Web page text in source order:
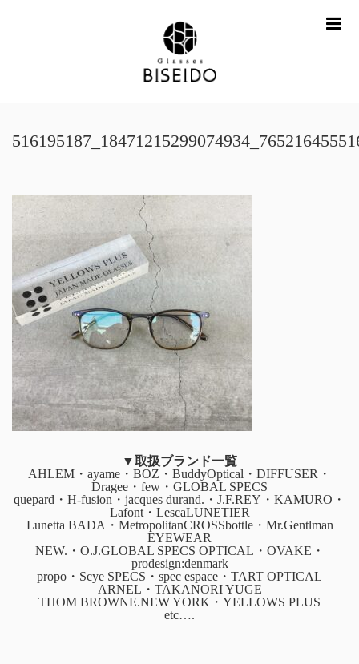
▼取扱ブランド一覧
AHLEM・ayame・BOZ・BuddyOptical・DIFFUSER・
Dragee・few・GLOBAL SPECS
quepard・H-fusion・jacques durand.・J.F.REY・KAMURO・
Lafont・LescaLUNETIER
Lunetta BADA・MetropolitanCROSSbottle・Mr.Gentlman
EYEWEAR
NEW.・O.J.GLOBAL SPECS OPTICAL・OVAKE・
prodesign:denmark
propo・Scye SPECS・spec espace・TART OPTICAL
ARNEL・TAKANORI YUGE
THOM BROWNE.NEW YORK・YELLOWS PLUS
etc….